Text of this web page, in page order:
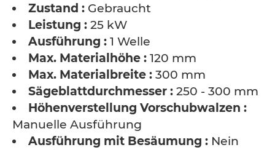
Zustand : Gebraucht
Leistung : 25 kW
Ausführung : 1 Welle
Max. Materialhöhe : 120 mm
Max. Materialbreite : 300 mm
Sägeblattdurchmesser : 250 - 300 mm
Höhenverstellung Vorschubwalzen :
Manuelle Ausführung
Ausführung mit Besäumung : Nein